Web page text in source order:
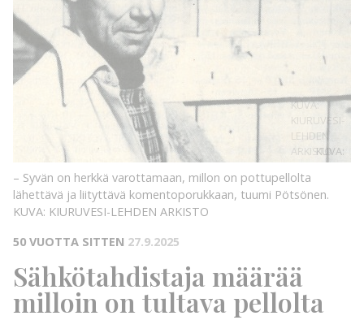
KUVA:
KUVA:
KIURUVESI-
LEHDEN
ARKISTO
– Syvän on herkkä varottamaan, millon on pottupellolta
lähettävä ja liityttävä komentoporukkaan, tuumi Pötsönen.
KUVA: KIURUVESI-LEHDEN ARKISTO
50 VUOTTA SITTEN 27.9.2025
Sähkötahdistaja määrää
milloin on tultava pellolta